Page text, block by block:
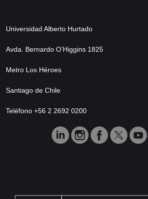
Universidad Alberto Hurtado
Avda. Bernardo O’Higgins 1825
Metro Los Héroes
Santiago de Chile
Teléfono +56 2 2692 0200